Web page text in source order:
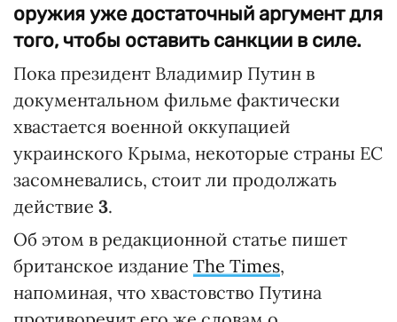
оружия уже достаточный аргумент для
того, чтобы оставить санкции в силе.
Пока президент Владимир Путин в
документальном фильме фактически
хвастается военной оккупацией
украинского Крыма, некоторые страны ЕС
засомневались, стоит ли продолжать
действие 3.
Об этом в редакционной статье пишет
британское издание The Times,
напоминая, что хвастовство Путина